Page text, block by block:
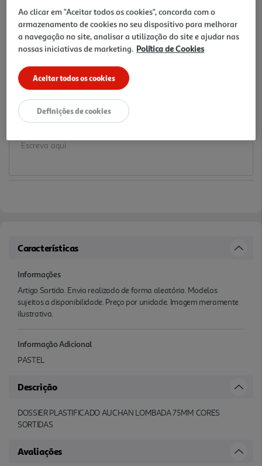
2.99 €/un
-40%
Price reduced from
4,99 €to
2,99 €
Notas de preparação
Características
Informações
Artigo Sortido. Envio realizado de forma aleatória. Modelos
sujeitos a disponibilidade. Preço por unidade. Imagem meramente
ilustrativa.
Informação Adicional
PASTEL
Descrição
DOSSIER PLASTIFICADO AUCHAN LOMBADA 75MM CORES
SORTIDAS
Avaliações
Ao clicar em "Aceitar todos os cookies", concorda com o
armazenamento de cookies no seu dispositivo para melhorar
a navegação no site, analisar a utilização do site e ajudar nas
nossas iniciativas de marketing. Política de Cookies
Aceitar todos os cookies
Definições de cookies